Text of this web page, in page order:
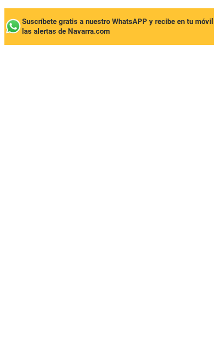
Suscríbete gratis a nuestro WhatsAPP y recibe en tu móvil
las alertas de Navarra.com